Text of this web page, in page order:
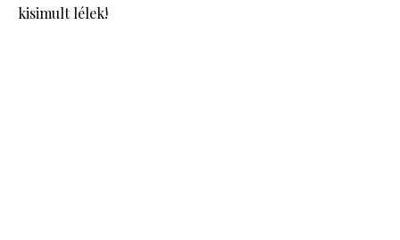
kisimult lélek!